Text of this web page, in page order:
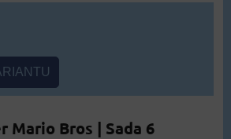
Mario Bros | Sada 6